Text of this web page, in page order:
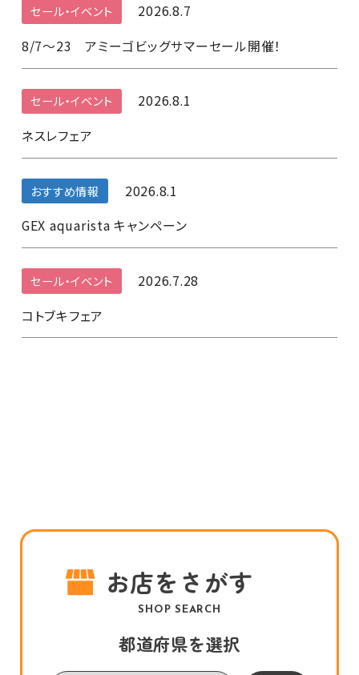
セール・イベント
2026.8.7
8/7～23 アミーゴビッグサマーセール開催！
セール・イベント
2026.8.1
ネスレフェア
おすすめ情報
2026.8.1
GEX aquarista キャンペーン
セール・イベント
2026.7.28
コトブキフェア
お店をさがす
SHOP SEARCH
都道府県を選択